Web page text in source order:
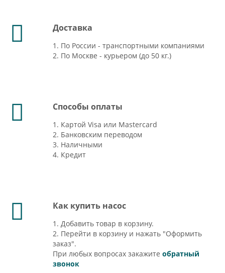
Доставка
1. По России - транспортными компаниями
2. По Москве - курьером (до 50 кг.)
Способы оплаты
1. Картой Visa или Mastercard
2. Банковским переводом
3. Наличными
4. Кредит
Как купить насос
1. Добавить товар в корзину.
2. Перейти в корзину и нажать "Оформить
заказ".
При любых вопросах закажите обратный
звонок